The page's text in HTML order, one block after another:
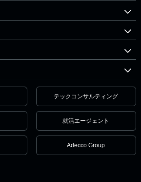
テックコンサルティング
就活エージェント
Adecco Group